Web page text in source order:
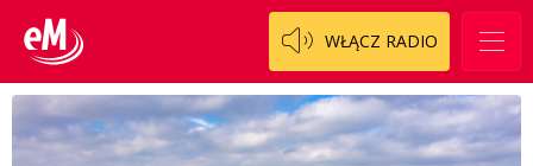
WŁĄCZ RADIO